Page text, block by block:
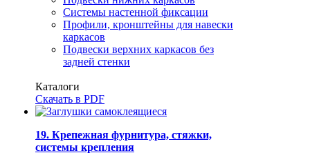
Системы настенной фиксации
Профили, кронштейны для навески
каркасов
Подвески верхних каркасов без
задней стенки
Каталоги
Скачать в PDF
19. Крепежная фурнитура, стяжки,
системы крепления